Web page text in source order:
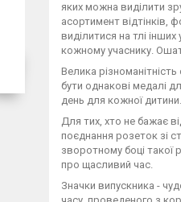
яких можна виділити
асортимент відтінків,
виділитися на тлі
кожному учаснику.
Велика
бути однакові медалі
день для кожної дитини.
Для тих, хто не бажає
поєднання розеток зі
зворотному боці
про щасливий час.
Значки випускника -